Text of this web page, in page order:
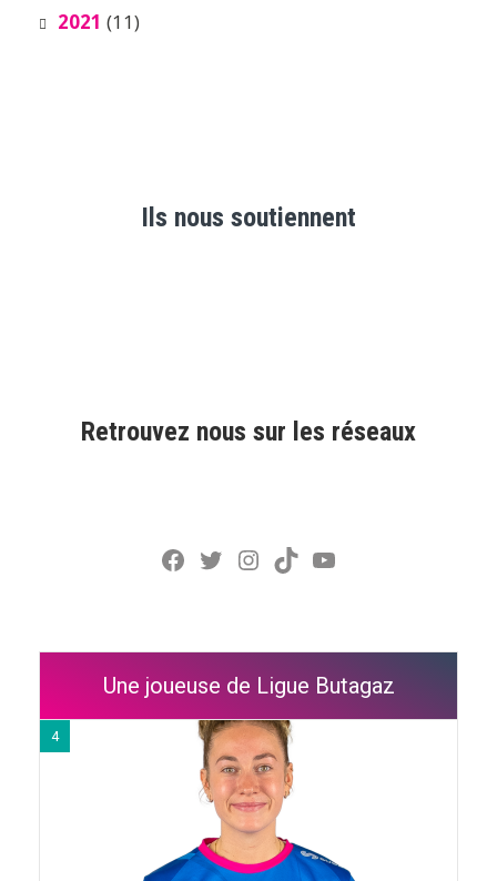
2021 (11)
Ils nous soutiennent
Retrouvez nous sur les réseaux
Facebook
Twitter
Instagram
TikTokYouTube
Une joueuse de Ligue Butagaz
4